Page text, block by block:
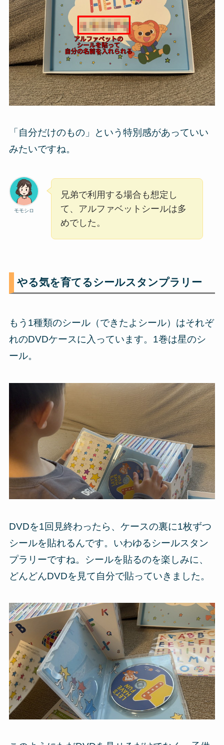
「自分だけのもの」という特別感があっていい
みたいですね。
モモシロ
兄弟で利用する場合も想定し
て、アルファベットシールは多
めでした。
やる気を育てるシールスタンプラリー
もう1種類のシール（できたよシール）はそれぞ
れのDVDケースに入っています。1巻は星のシ
ール。
DVDを1回見終わったら、ケースの裏に1枚ずつ
シールを貼れるんです。いわゆるシールスタン
プラリーですね。シールを貼るのを楽しみに、
どんどんDVDを見て自分で貼っていきました。